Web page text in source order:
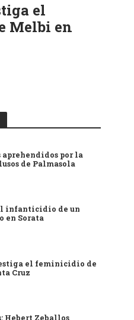
el
Melbi en
por la
de Palmasola
infanticidio de un
en Sorata
el feminicidio de
Cruz
Hebert Zeballos